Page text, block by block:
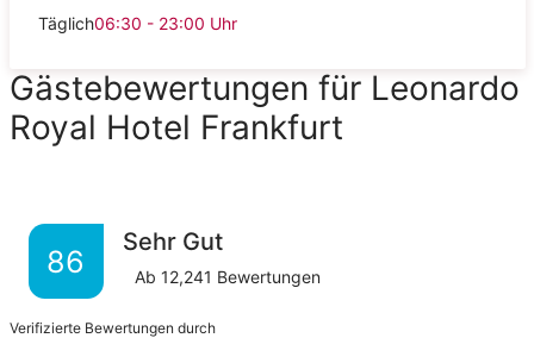
Täglich06:30 - 23:00 Uhr
Gästebewertungen für Leonardo
Royal Hotel Frankfurt
86
Sehr Gut
Ab 12,241 Bewertungen
Verifizierte Bewertungen durch